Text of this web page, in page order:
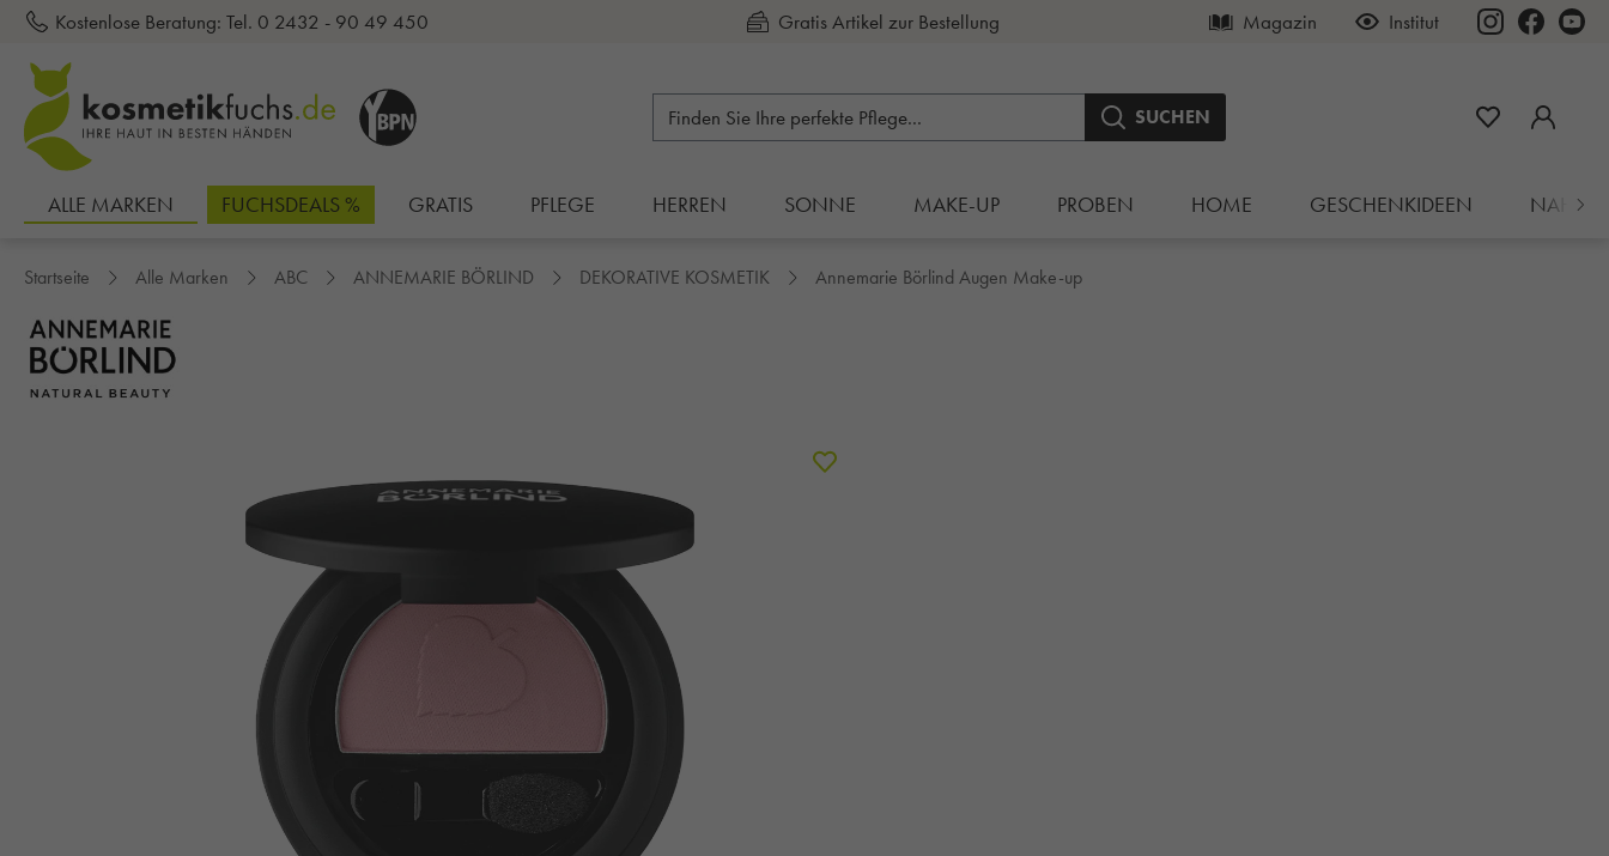
springen
Kostenlose Beratung: Tel. 0 2432 - 90 49 450 Kauf auf Rechnung Magazin Institut
SUCHEN
ALLE MARKEN FUCHSDEALS % GRATIS PFLEGE HERREN SONNE MAKE-UP PROBEN HOME GESCHENKIDEEN
Startseite Alle Marken ABC ANNEMARIE BÖRLIND DEKORATIVE KOSMETIK Annemarie Börlind Augen Make-up